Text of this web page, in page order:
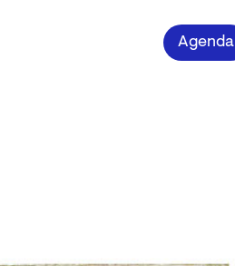
de l'Image impriméeAgenda